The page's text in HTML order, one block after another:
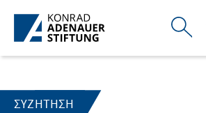
Skip to Main Content
ΣΥΖΉΤΗΣΗ